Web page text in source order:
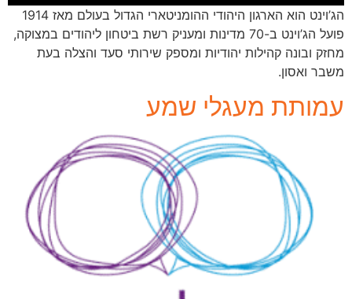
הג’וינט הוא הארגון היהודי ההומניטארי הגדול בעולם מאז 1914
פועל הג’וינט ב-70 מדינות ומעניק רשת ביטחון ליהודים במצוקה,
מחזק ובונה קהילות יהודיות ומספק שירותי סעד והצלה בעת
משבר ואסון.
עמותת מעגלי שמע